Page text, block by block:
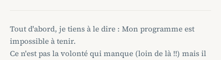
Tout d'abord, je tiens à le dire : Mon programme est
impossible à tenir.
Ce n'est pas la volonté qui manque (loin de là !!) mais il